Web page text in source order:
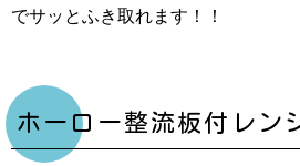
でサッとふき取れます！！
ホーロー整流板付レン